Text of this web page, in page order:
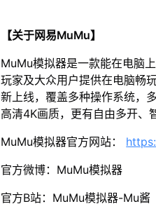
【关于网易MuMu】
MuMu模拟器是一款能在电脑
玩家及大众用户提供在电脑畅
新上线，覆盖多种操作系统，
高清4K画质，更有自由多开、
MuMu模拟器官方网站：
官方微博：MuMu模拟器
官方B站：MuMu模拟器-Mu酱